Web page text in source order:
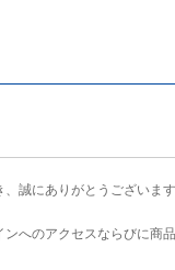
誠にありがとうございます
へのアクセスならびに商